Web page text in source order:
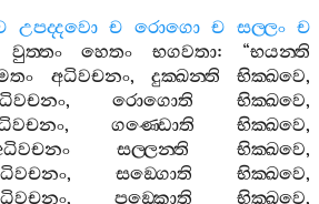
උපද‍්දවො ච රොගො ච සල‍්ලං ච
වුත‍්තං හෙතං භගවතා: “භයන‍්ති
අධිවචනං, දුක‍්ඛන‍්ති භික‍්ඛවෙ,
,රොගොති භික‍්ඛවෙ,
, ගණ‍්ඩොති භික‍්ඛවෙ,
සල‍්ලන‍්ති භික‍්ඛවෙ,
, සඞ‍්ගොති භික‍්ඛවෙ,
,පඞ‍්කොති භික‍්ඛවෙ,